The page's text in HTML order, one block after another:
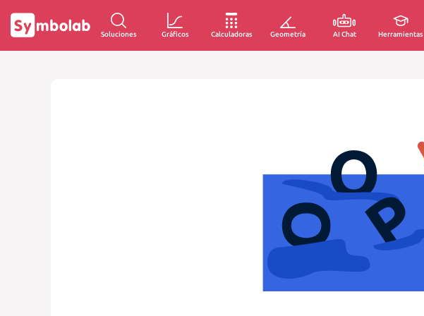
Soluciones Gráficos Calculadoras Geometría AI Chat Herramientas